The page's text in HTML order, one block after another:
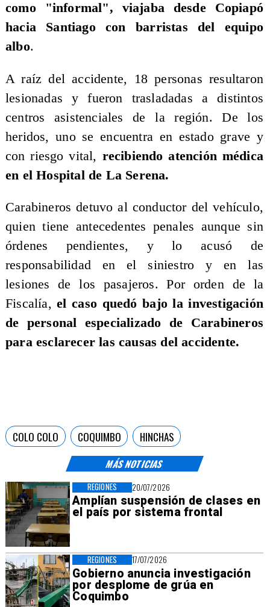
MÁS NOTICIAS
20/07/2026
Amplían suspensión de clases en
el país por sistema frontal
REGIONES
17/07/2026
Gobierno anuncia investigación
por desplome de grúa en
Coquimbo
REGIONES
como "informal", viajaba desde Copiapó
hacia Santiago con barristas del equipo
albo.
A raíz del accidente, 18 personas resultaron
lesionadas y fueron trasladadas a distintos
centros asistenciales de la región. De los
heridos, uno se encuentra en estado grave y
con riesgo vital, recibiendo atención médica
en el Hospital de La Serena.
Carabineros detuvo al conductor del vehículo,
quien tiene antecedentes penales aunque sin
órdenes pendientes, y lo acusó de
responsabilidad en el siniestro y en las
lesiones de los pasajeros. Por orden de la
Fiscalía,el caso quedó bajo la investigación
de personal especializado de Carabineros
para esclarecer las causas del accidente.
COLO COLO COQUIMBO HINCHAS